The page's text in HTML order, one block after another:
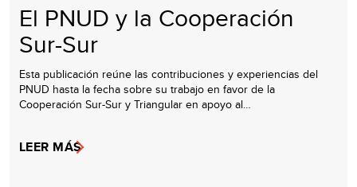
El PNUD y la Cooperación
Sur-Sur
Esta publicación reúne las contribuciones y experiencias del
PNUD hasta la fecha sobre su trabajo en favor de la
Cooperación Sur-Sur y Triangular en apoyo al…
LEER MÁS